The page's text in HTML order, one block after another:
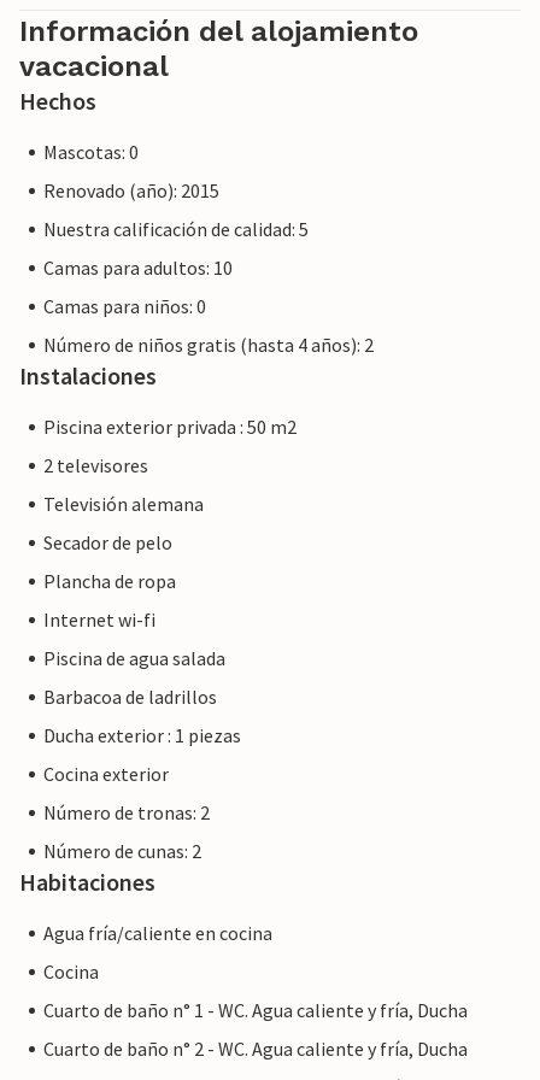
Información del alojamiento
vacacional
Hechos
Mascotas: 0
Renovado (año): 2015
Nuestra calificación de calidad: 5
Camas para adultos: 10
Camas para niños: 0
Número de niños gratis (hasta 4 años): 2
Instalaciones
Piscina exterior privada : 50 m2
2 televisores
Televisión alemana
Secador de pelo
Plancha de ropa
Internet wi-fi
Piscina de agua salada
Barbacoa de ladrillos
Ducha exterior : 1 piezas
Cocina exterior
Número de tronas: 2
Número de cunas: 2
Habitaciones
Agua fría/caliente en cocina
Cocina
Cuarto de baño n° 1 - WC. Agua caliente y fría, Ducha
Cuarto de baño n° 2 - WC. Agua caliente y fría, Ducha